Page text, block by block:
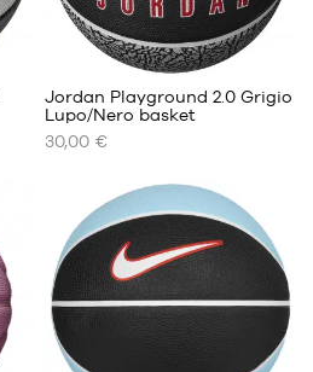
I
NOSTRI
DISPONIBILI
dimensione
5
dimensione
6
dimensione
7
16
Jordan Playground 2.0 Grigio
Lupo/Nero basket
30,00 €